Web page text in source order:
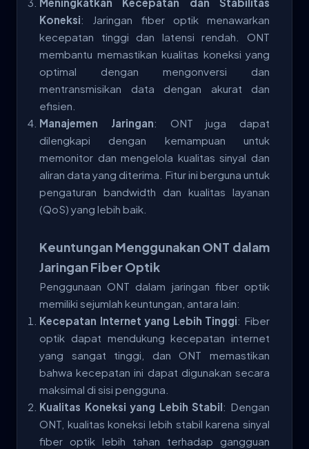
Koneksi: Jaringan fiber optik menawarkan
kecepatan tinggi dan latensi rendah. ONT
membantu memastikan kualitas koneksi yang
optimal dengan mengonversi dan
mentransmisikan data dengan akurat dan
efisien.
Manajemen Jaringan: ONT juga dapat
dilengkapi dengan kemampuan untuk
memonitor dan mengelola kualitas sinyal dan
aliran data yang diterima. Fitur ini berguna untuk
pengaturan bandwidth dan kualitas layanan
(QoS) yang lebih baik.
Keuntungan Menggunakan ONT dalam
Jaringan Fiber Optik
Penggunaan ONT dalam jaringan fiber optik
memiliki sejumlah keuntungan, antara lain:
Kecepatan Internet yang Lebih Tinggi: Fiber
optik dapat mendukung kecepatan internet
yang sangat tinggi, dan ONT memastikan
bahwa kecepatan ini dapat digunakan secara
maksimal di sisi pengguna.
Kualitas Koneksi yang Lebih Stabil: Dengan
ONT, kualitas koneksi lebih stabil karena sinyal
fiber optik lebih tahan terhadap gangguan